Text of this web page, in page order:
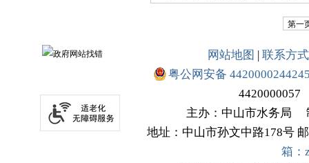
第一
网站地图 | 联系方式
粤公网安备
4420000057
主办：中山市水务局
地址：中山市孙文中路178号
箱：